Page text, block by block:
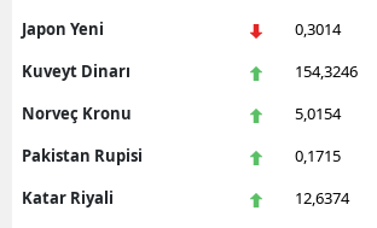
Japon Yeni
0,3014
Kuveyt Dinarı
154,3246
Norveç Kronu
5,0154
Pakistan Rupisi
0,1715
Katar Riyali
12,6374